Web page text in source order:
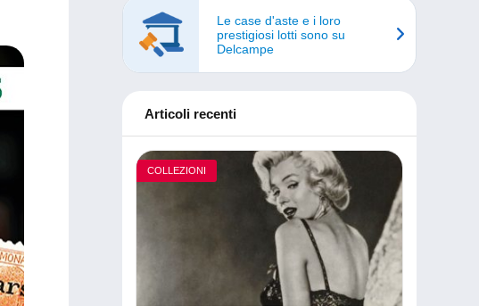
Le case d'aste e i loro
prestigiosi lotti sono su
Delcampe
Articoli recenti
COLLEZIONI